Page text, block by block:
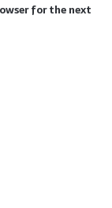
for the next